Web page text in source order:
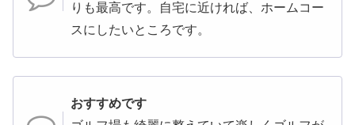
りも最高です。自宅に近ければ、ホームコー
スにしたいところです。
おすすめです